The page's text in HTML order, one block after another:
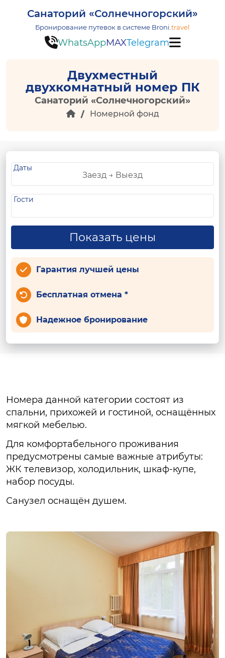
Санаторий «Солнечногорский»
Бронирование путевок в системе Broni. travel
WhatsAppMAXTelegram
Двухместный
двухкомнатный номер ПК
Санаторий «Солнечногорский»
Номерной фонд
Даты
Гости
Показать цены
Гарантия лучшей цены
Бесплатная отмена *
Надежное бронирование
Номера данной категории состоят из
спальни, прихожей и гостиной, оснащённых
мягкой мебелью.
Для комфортабельного проживания
предусмотрены самые важные атрибуты:
ЖК телевизор, холодильник, шкаф-купе,
набор посуды.
Санузел оснащён душем.